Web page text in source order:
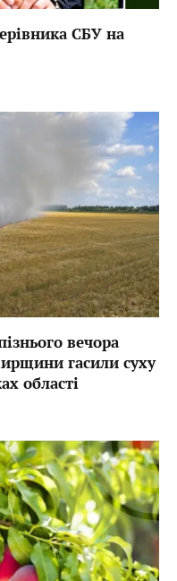
СБУ на
вечора
гасили суху
області